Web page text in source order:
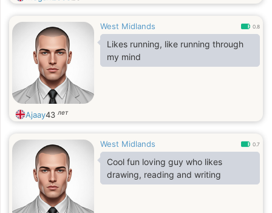
West Midlands 0.8
Likes running, like running through
my mind
Ajaay43 лет
West Midlands 0.7
Cool fun loving guy who likes
drawing, reading and writing